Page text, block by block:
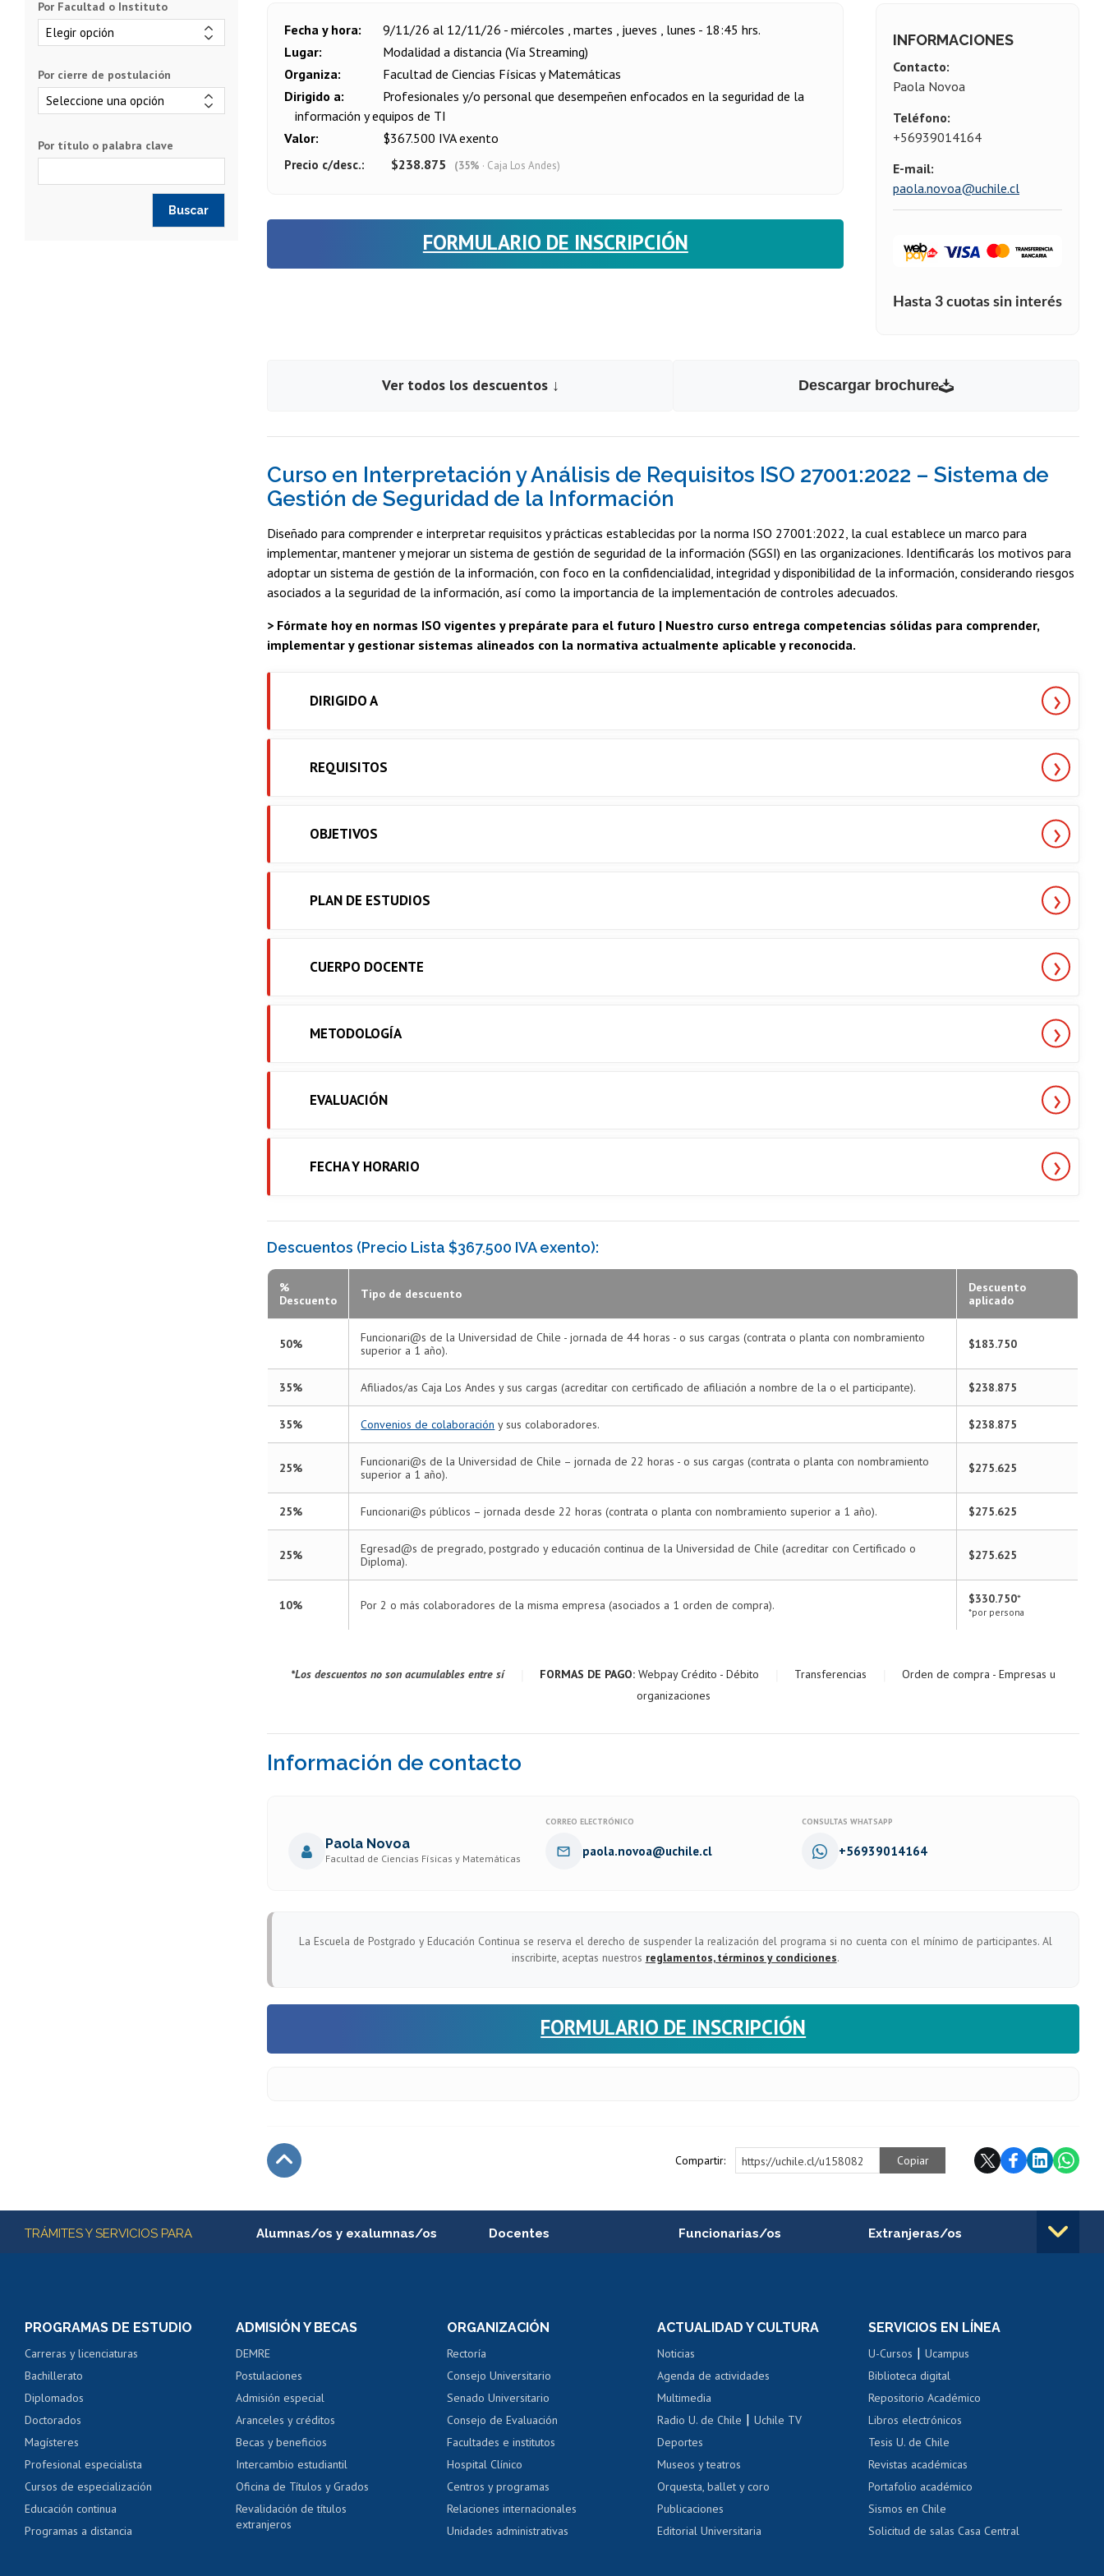
INFORMACIONES
Contacto:
Paola Novoa
Teléfono:
+56939014164
E-mail:
paola.novoa@uchile.cl
Fecha y hora
9/11/26 al 12/11/26 - miércoles , martes , jueves , lunes - 18:45 hrs.
Lugar
Modalidad a distancia (Vía Streaming)
Organiza
Facultad de Ciencias Físicas y Matemáticas
Dirigido a
Profesionales y/o personal que desempeñen enfocados en la seguridad de la
información y equipos de TI
Valor
$367.500 IVA exento
Precio c/desc. $238.875 (35% · Caja Los Andes)
FORMULARIO DE INSCRIPCIÓN
Ver todos los descuentos ↓ Descargar brochure
Curso en Interpretación y Análisis de Requisitos ISO 27001:2022 – Sistema de
Gestión de Seguridad de la Información
Diseñado para comprender e interpretar requisitos y prácticas establecidas por la norma ISO 27001:2022, la cual establece un marco para
implementar, mantener y mejorar un sistema de gestión de seguridad de la información (SGSI) en las organizaciones. Identificarás los motivos para
adoptar un sistema de gestión de la información, con foco en la confidencialidad, integridad y disponibilidad de la información, considerando riesgos
asociados a la seguridad de la información, así como la importancia de la implementación de controles adecuados.
> Fórmate hoy en normas ISO vigentes y prepárate para el futuro | Nuestro curso entrega competencias sólidas para comprender,
implementar y gestionar sistemas alineados con la normativa actualmente aplicable y reconocida.
DIRIGIDO A
REQUISITOS
OBJETIVOS
PLAN DE ESTUDIOS
CUERPO DOCENTE
METODOLOGÍA
EVALUACIÓN
FECHA Y HORARIO
Descuentos (Precio Lista $367.500 IVA exento):
%
Descuento
Tipo de descuento
Descuento
aplicado
50%
Funcionari@s de la Universidad de Chile - jornada de 44 horas - o sus cargas (contrata o planta con nombramiento
superior a 1 año).
$183.750
35% Afiliados/as Caja Los Andes y sus cargas (acreditar con certificado de afiliación a nombre de la o el participante). $238.875
35% Convenios de colaboración y sus colaboradores. $238.875
25%
Funcionari@s de la Universidad de Chile – jornada de 22 horas - o sus cargas (contrata o planta con nombramiento
superior a 1 año).
$275.625
25% Funcionari@s públicos – jornada desde 22 horas (contrata o planta con nombramiento superior a 1 año). $275.625
25%
Egresad@s de pregrado, postgrado y educación continua de la Universidad de Chile (acreditar con Certificado o
Diploma).
$275.625
10% Por 2 o más colaboradores de la misma empresa (asociados a 1 orden de compra). $330.750*
*por persona
*Los descuentos no son acumulables entre sí FORMAS DE PAGO: Webpay Crédito - Débito Transferencias
Orden de compra - Empresas u
organizaciones
Información de contacto
Paola Novoa
Facultad de Ciencias Físicas y Matemáticas
CORREO ELECTRÓNICO
paola.novoa@uchile.cl
CONSULTAS WHATSAPP
+56939014164
La Escuela de Postgrado y Educación Continua se reserva el derecho de suspender la realización del programa si no cuenta con el mínimo de participantes. Al
inscribirte, aceptas nuestros reglamentos, términos y condiciones.
FORMULARIO DE INSCRIPCIÓN
Compartir: https://uchile.cl/u158082 Copiar
Por Facultad o Instituto
Por cierre de postulación
Por título o palabra clave
Más información
TRÁMITES Y SERVICIOS PARA Alumnas/os y exalumnas/os
Servicio médico y dental
Pago de arancel y crédito alumnos
Pago de arancel y crédito exalumnos
Certificado de títulos y grados
Docentes
Perfeccionamiento
Evaluación docente
Calificación académica
Postulación al AUCAI
Funcionarias/os
Portal de movilidad interna
Certificado de renta
Certificado de renta
Extranjeras/os
Cursos de español
Mi Uchile Ayuda tecnológica Tarjeta TUI Acoso laboral, sexual y violencia Denuncias administrativas
PROGRAMAS DE ESTUDIO
Carreras y licenciaturas
Bachillerato
Diplomados
Doctorados
Magísteres
Profesional especialista
Cursos de especialización
Educación continua
Programas a distancia
ADMISIÓN Y BECAS
DEMRE
Postulaciones
Admisión especial
Aranceles y créditos
Becas y beneficios
Intercambio estudiantil
Oficina de Títulos y Grados
Revalidación de títulos
extranjeros
ORGANIZACIÓN
Rectoría
Consejo Universitario
Senado Universitario
Consejo de Evaluación
Facultades e institutos
Hospital Clínico
Centros y programas
Relaciones internacionales
Unidades administrativas
ACTUALIDAD Y CULTURA
Noticias
Agenda de actividades
Multimedia
Radio U. de Chile |Uchile TV
Deportes
Museos y teatros
Orquesta, ballet y coro
Publicaciones
Editorial Universitaria
SERVICIOS EN LÍNEA
U-Cursos |Ucampus
Biblioteca digital
Repositorio Académico
Libros electrónicos
Tesis U. de Chile
Revistas académicas
Portafolio académico
Sismos en Chile
Solicitud de salas Casa Central